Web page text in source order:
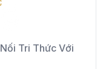
Tri Thức Với